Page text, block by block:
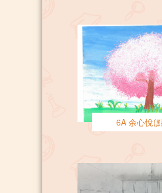
6A 余心悅(